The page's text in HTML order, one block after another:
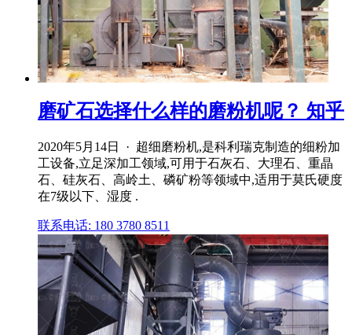
磨矿石选择什么样的磨粉机呢？ 知乎
2020年5月14日 · 超细磨粉机,是科利瑞克制造的细粉加
工设备,立足深加工领域,可用于石灰石、大理石、重晶
石、硅灰石、高岭土、磷矿粉等领域中,适用于莫氏硬度
在7级以下、湿度 .
联系电话: 180 3780 8511